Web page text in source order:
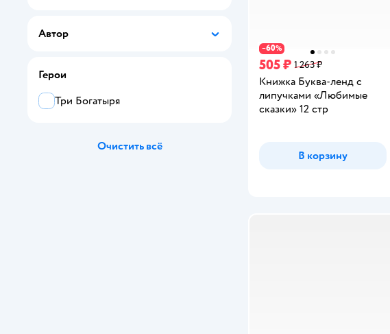
−60%
505 ₽ 1 263 ₽
Книжка Буква-ленд с
липучками «Любимые
сказки» 12 стр
В корзину
ND PLAY
VoiceBook
Автор
Герои
Три Богатыря
Очистить всё